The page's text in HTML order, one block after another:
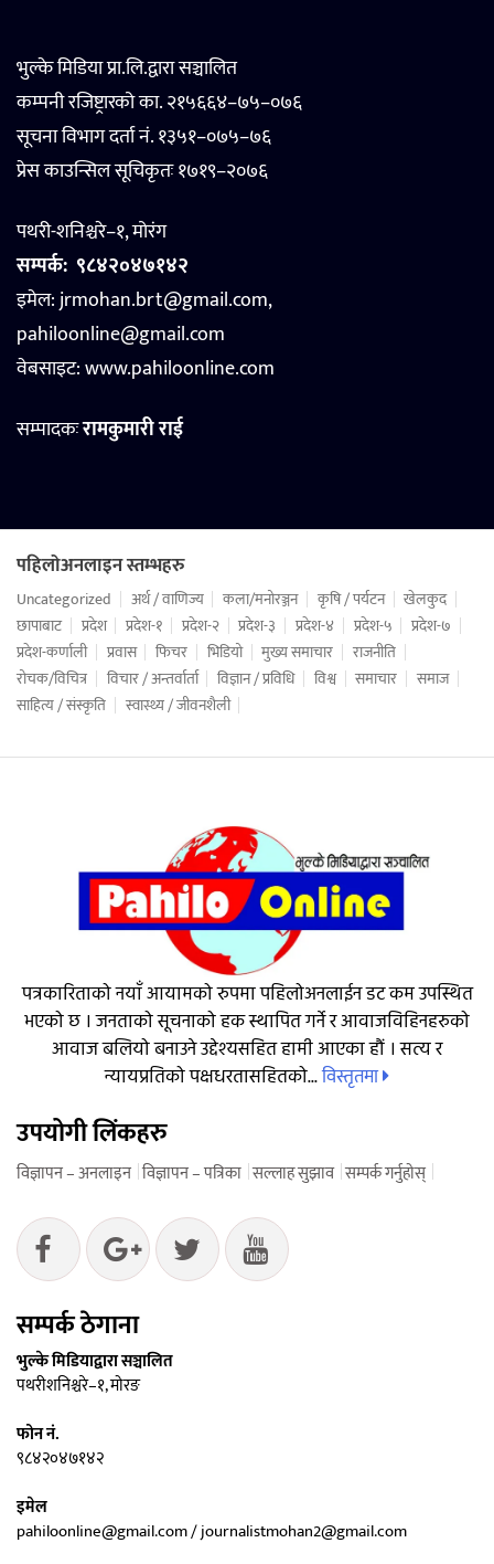
भुल्के मिडिया प्रा.लि.द्वारा सञ्चालित
कम्पनी रजिष्ट्रारको का. २१५६६४–७५–०७६
सूचना विभाग दर्ता नं. १३५१–०७५–७६
प्रेस काउन्सिल सूचिकृतः १७१९–२०७६
पथरी-शनिश्चरे–१, मोरंग
सम्पर्क: ९८४२०४७१४२
इमेल: jrmohan.brt@gmail.com,
pahiloonline@gmail.com
वेबसाइट:www.pahiloonline.com
सम्पादकःरामकुमारी राई
पहिलोअनलाइन स्तम्भहरु
Uncategorized अर्थ / वाणिज्य कला/मनोरञ्जन कृषि / पर्यटन
खेलकुद
छापाबाट
प्रदेश प्रदेश-१ प्रदेश-२ प्रदेश-३ प्रदेश-४ प्रदेश-५
प्रदेश-७
प्रदेश-कर्णाली
प्रवास फिचर भिडियो मुख्य समाचार
राजनीति
रोचक/विचित्र
विचार / अन्तर्वार्ता विज्ञान / प्रविधि विश्व समाचार
समाज
साहित्य / संस्कृति
स्वास्थ्य / जीवनशैली
पत्रकारिताको नयाँ आयामको रुपमा पहिलोअनलाईन डट कम उपस्थित
भएको छ । जनताको सूचनाको हक स्थापित गर्ने र आवाजविहिनहरुको
आवाज बलियो बनाउने उद्देश्यसहित हामी आएका हौं । सत्य र
न्यायप्रतिको पक्षधरतासहितको...विस्तृतमा
उपयोगी लिंकहरु
विज्ञापन – अनलाइन विज्ञापन – पत्रिका सल्लाह सुझाव सम्पर्क गर्नुहोस्
सम्पर्क ठेगाना
भुल्के मिडियाद्वारा सञ्चालित
पथरीशनिश्चरे–१, मोरङ
फोन नं.
९८४२०४७१४२
इमेल
pahiloonline@gmail.com / journalistmohan2@gmail.com